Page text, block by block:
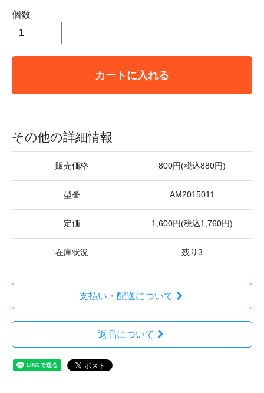
個数
カートに入れる
その他の詳細情報
販売価格 800円(税込880円)
型番 AM2015011
定価 1,600円(税込1,760円)
在庫状況 残り3
支払い・配送について
返品について